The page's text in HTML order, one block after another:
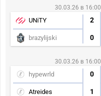
30.03.26 в 16:00
UNiTY 2
brazylijski 0
30.03.26 в 16:00
hypewrld 0
Atreides 1